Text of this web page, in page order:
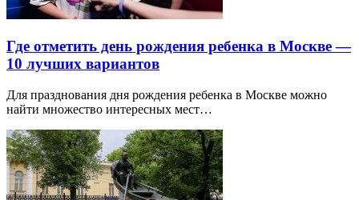
Где отметить день рождения ребенка в Москве —
10 лучших вариантов
Для празднования дня рождения ребенка в Москве можно
найти множество интересных мест…